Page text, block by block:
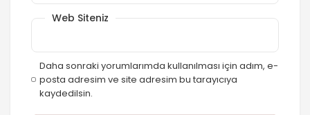
Web Siteniz
Daha sonraki yorumlarımda kullanılması için adım, e-
posta adresim ve site adresim bu tarayıcıya
kaydedilsin.